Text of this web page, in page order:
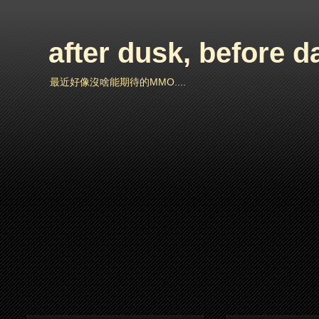
after dusk, before
最近好像沒啥能期待的MMO....